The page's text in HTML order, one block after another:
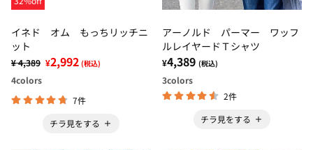
イネド オム もっちリッチニ
ット
¥ 4,389 ¥2,992 (税込)
4colors
7件
チラ見をする
アーノルド パーマー ワッフ
ルレイヤードＴシャツ
¥4,389 (税込)
3colors
2件
チラ見をする